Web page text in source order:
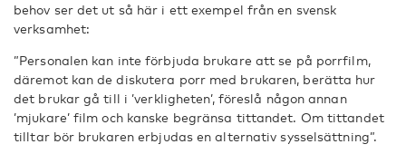
behov ser det ut så här i ett exempel från en svensk
verksamhet:
”Personalen kan inte förbjuda brukare att se på porrfilm,
däremot kan de diskutera porr med brukaren, berätta hur
det brukar gå till i ’verkligheten’, föreslå någon annan
’mjukare’ film och kanske begränsa tittandet. Om tittandet
tilltar bör brukaren erbjudas en alternativ sysselsättning”.